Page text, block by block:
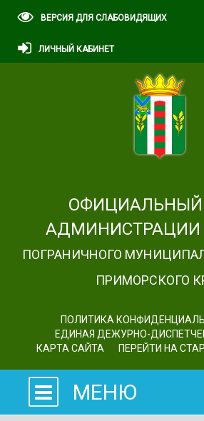
ВЕРСИЯ ДЛЯ СЛАБОВИДЯЩИХ
ЛИЧНЫЙ КАБИНЕТ
ОФИЦИАЛЬНЫЙ
ПОГРАНИЧНОГО
ПРИМОРСКОГО
ПОЛИТИКА
ЕДИНАЯ ДЕЖУРНО-
КАРТА САЙТА
ПЕРЕЙТИ НА
МЕНЮ